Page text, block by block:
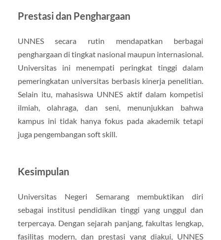
Prestasi dan Penghargaan
UNNES secara rutin mendapatkan berbagai
penghargaan di tingkat nasional maupun internasional.
Universitas ini menempati peringkat tinggi dalam
pemeringkatan universitas berbasis kinerja penelitian.
Selain itu, mahasiswa UNNES aktif dalam kompetisi
ilmiah, olahraga, dan seni, menunjukkan bahwa
kampus ini tidak hanya fokus pada akademik tetapi
juga pengembangan soft skill.
Kesimpulan
Universitas Negeri Semarang membuktikan diri
sebagai institusi pendidikan tinggi yang unggul dan
terpercaya. Dengan sejarah panjang, fakultas lengkap,
fasilitas modern, dan prestasi yang diakui, UNNES